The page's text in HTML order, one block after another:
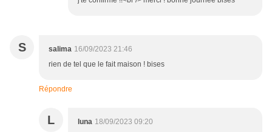
S salima 16/09/2023 21:46
rien de tel que le fait maison ! bises
Répondre
L luna 18/09/2023 09:20